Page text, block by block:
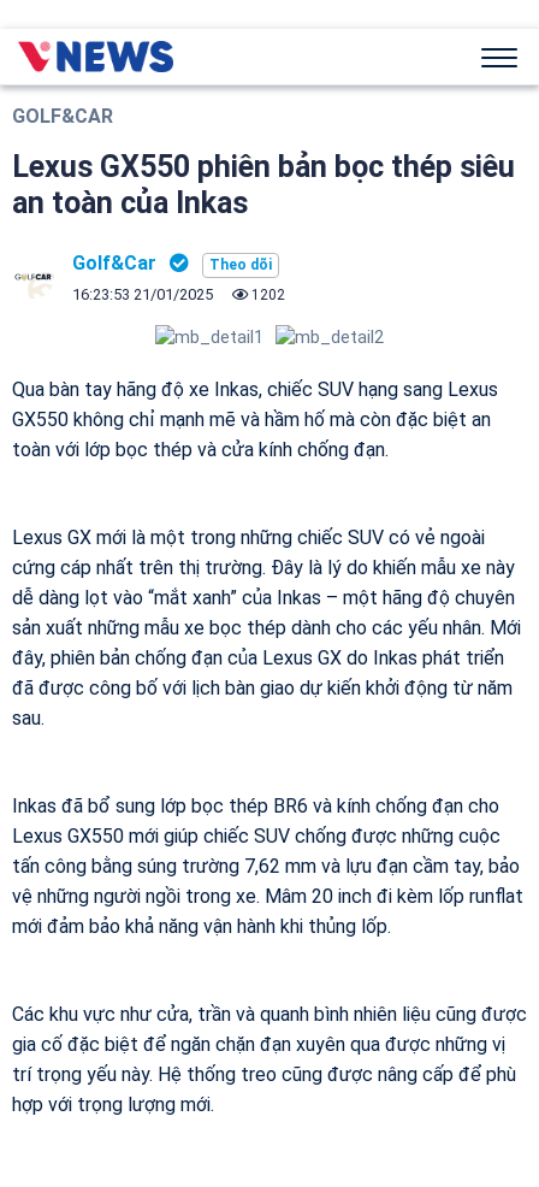
GOLF&CAR
Lexus GX550 phiên bản bọc thép siêu
an toàn của Inkas
Golf&Car
16:23:53 21/01/2025 1202
Qua bàn tay hãng độ xe Inkas, chiếc SUV hạng sang Lexus
GX550 không chỉ mạnh mẽ và hầm hố mà còn đặc biệt an
toàn với lớp bọc thép và cửa kính chống đạn.
Lexus GX mới là một trong những chiếc SUV có vẻ ngoài
cứng cáp nhất trên thị trường. Đây là lý do khiến mẫu xe này
dễ dàng lọt vào “mắt xanh” của Inkas – một hãng độ chuyên
sản xuất những mẫu xe bọc thép dành cho các yếu nhân. Mới
đây, phiên bản chống đạn của Lexus GX do Inkas phát triển
đã được công bố với lịch bàn giao dự kiến khởi động từ năm
sau.
Inkas đã bổ sung lớp bọc thép BR6 và kính chống đạn cho
Lexus GX550 mới giúp chiếc SUV chống được những cuộc
tấn công bằng súng trường 7,62 mm và lựu đạn cầm tay, bảo
vệ những người ngồi trong xe. Mâm 20 inch đi kèm lốp runflat
mới đảm bảo khả năng vận hành khi thủng lốp.
Các khu vực như cửa, trần và quanh bình nhiên liệu cũng được
gia cố đặc biệt để ngăn chặn đạn xuyên qua được những vị
trí trọng yếu này. Hệ thống treo cũng được nâng cấp để phù
hợp với trọng lượng mới.